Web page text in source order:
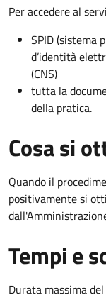
Per accedere al
SPID (sistema
d’identità
(CNS)
tutta la
della pratica.
Cosa si
Quando il
positivamente si
Tempi e
Durata massima